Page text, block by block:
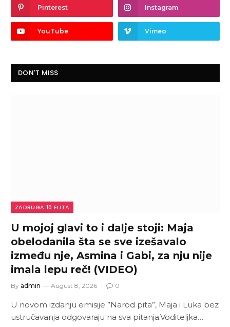
Pinterest Instagram
YouTube Vimeo
DON'T MISS
ZADRUGA 10 ELITA
U mojoj glavi to i dalje stoji: Maja
obelodanila šta se sve izešavalo
između nje, Asmina i Gabi, za nju nije
imala lepu reč! (VIDEO)
By admin August 8, 2026 0
U novom izdanju emisije ”Narod pita”, Maja i Luka bez
ustručavanja odgovaraju na sva pitanja.Voditeljka…